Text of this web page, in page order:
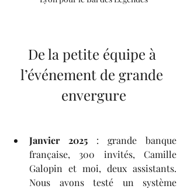
De la petite équipe à
l’événement de grande
envergure
Janvier 2025 : grande banque
française, 300 invités, Camille
Galopin et moi, deux assistants.
Nous avons testé un système